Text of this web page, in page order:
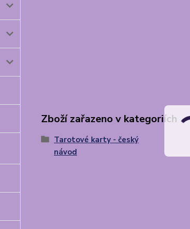
Zboží zařazeno v kategoriích
Tarotové karty - český
návod